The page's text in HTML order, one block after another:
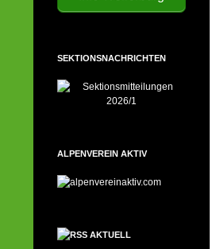
SEKTIONSNACHRICHTEN
ALPENVEREIN AKTIV
AKTUELL